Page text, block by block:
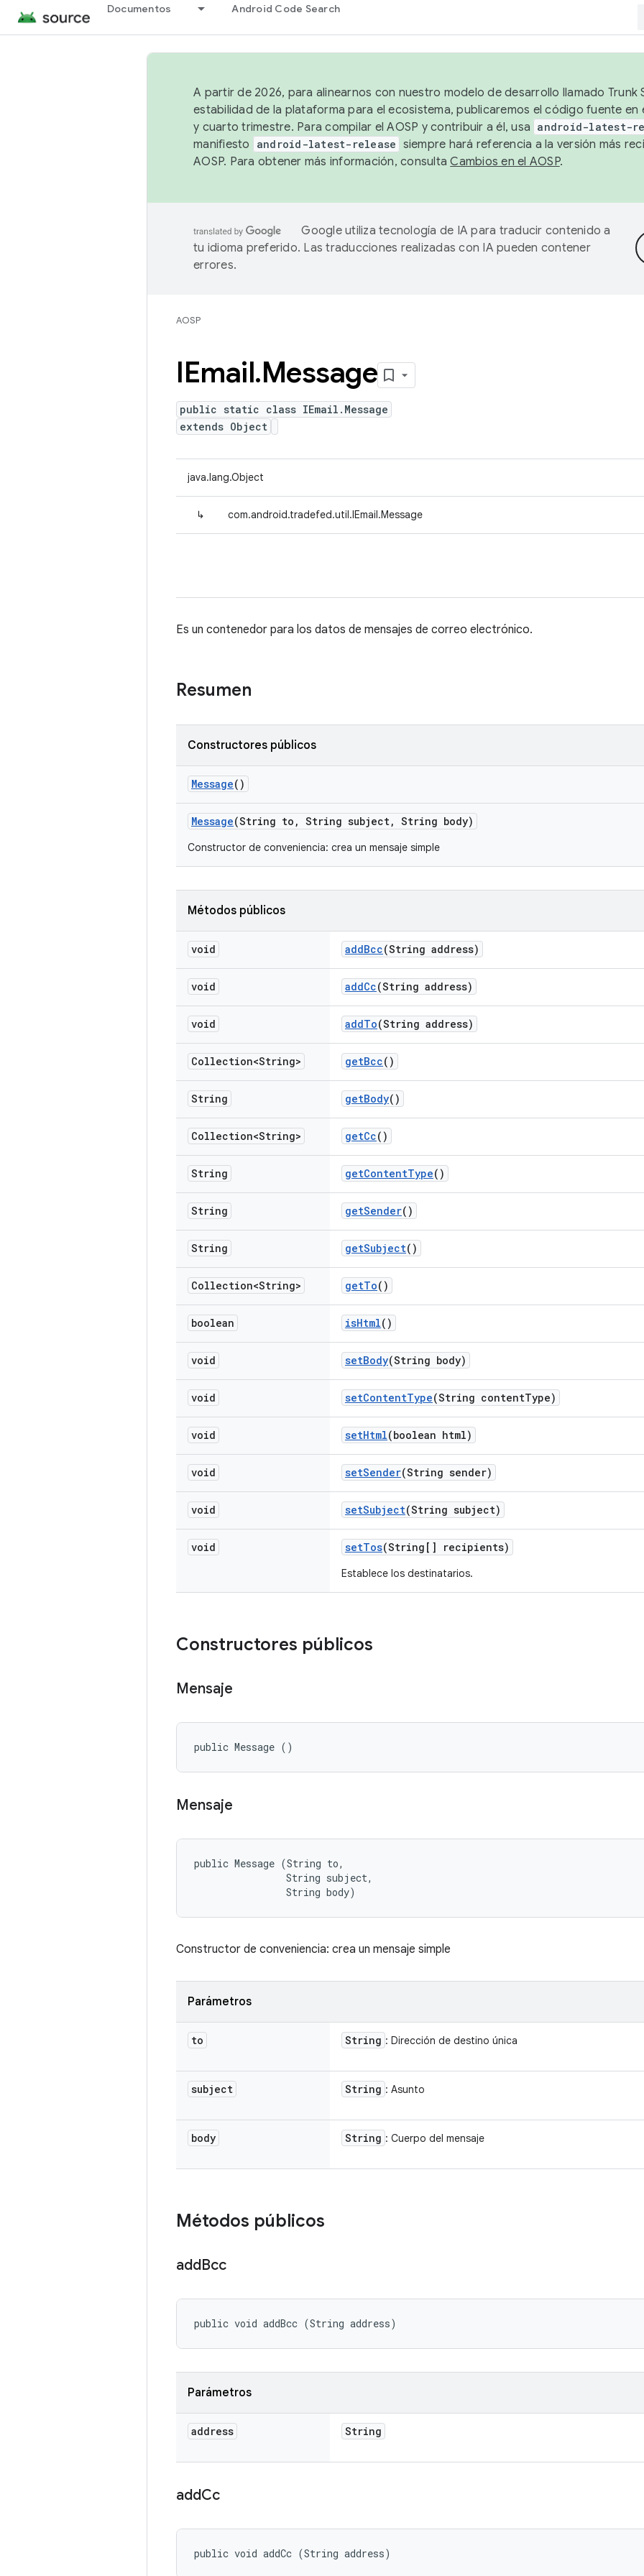
Documentos Android Code Search
A partir de 2026, para alinearnos con nuestro modelo de desarrollo llamado Trunk
estabilidad de la plataforma para el ecosistema, publicaremos el código fuente en
y cuarto trimestre. Para compilar el AOSP y contribuir a él, usa android-latest-
manifiesto
android-latest-release siempre hará referencia a la versión más
AOSP. Para obtener más información, consultaCambios en el AOSP.
Google utiliza tecnología de IA para traducir contenido a
tu idioma preferido. Las traducciones realizadas con IA pueden contener
errores.
AOSP
IEmail.Message
public static class IEmail.Message
extends Object
java.lang.Object
↳ com.android.tradefed.util.IEmail.Message
Es un contenedor para los datos de mensajes de correo electrónico.
Resumen
Constructores públicos
Message()
Message(String to , String subject, String body)
Constructor de conveniencia: crea un mensaje simple
Métodos públicos
void addBcc(String address)
void addCc(String address)
void addTo(String address)
Collection<String> getBcc()
String getBody()
Collection<String> getCc()
String getContentType()
String getSender()
String getSubject()
Collection<String> getTo()
boolean isHtml()
void setBody(String body)
void setContentType(String contentType)
void setHtml(boolean html)
void setSender(String sender)
void setSubject(String subject)
void setTos(String[] recipients)
Establece los destinatarios.
Constructores públicos
Mensaje
public Message ()
Mensaje
public Message (String to,
                String subject,
                String body)
Constructor de conveniencia: crea un mensaje simple
Parámetros
to String : Dirección de destino única
subject String : Asunto
body String : Cuerpo del mensaje
Métodos públicos
addBcc
public void addBcc (String address)
Parámetros
address String
addCc
public void addCc (String address)